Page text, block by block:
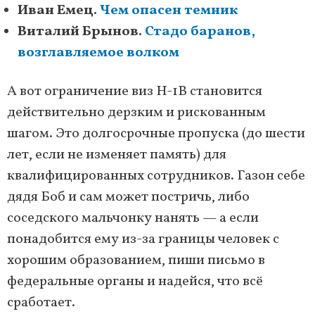
Иван Емец.Чем опасен темник
Виталий Брынов. Стадо баранов,
возглавляемое волком
А вот ограничение виз H-1B становится
действительно дерзким и рискованным
шагом. Это долгосрочные пропуска (до шести
лет, если не изменяет память) для
квалифицированных сотрудников. Газон себе
дядя Боб и сам может постричь, либо
соседского мальчонку нанять — а если
понадобится ему из-за границы человек с
хорошим образованием, пиши письмо в
федеральные органы и надейся, что всё
сработает.